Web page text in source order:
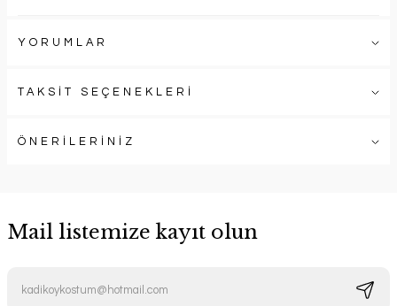
YORUMLAR
TAKSİT SEÇENEKLERİ
ÖNERİLERİNİZ
Mail listemize kayıt olun